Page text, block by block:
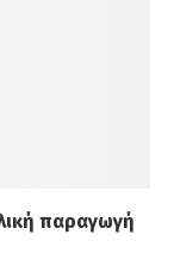
παραγωγή